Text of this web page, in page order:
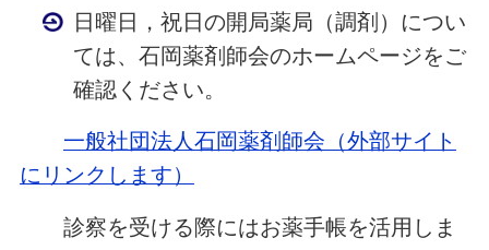
日曜日，祝日の開局薬局（調剤）につい
ては、石岡薬剤師会のホームページをご
確認ください。
一般社団法人石岡薬剤師会（外部サイト
にリンクします）
診察を受ける際にはお薬手帳を活用しま